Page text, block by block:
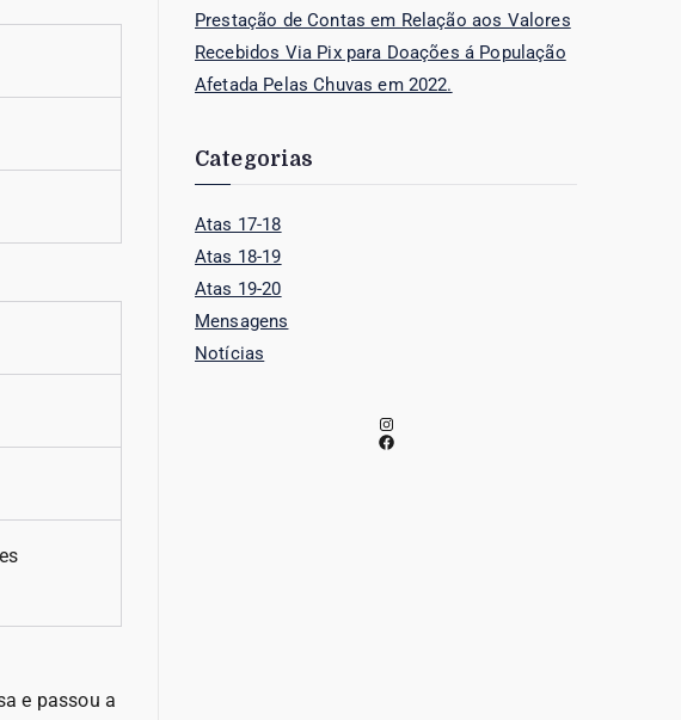
e passou a
Prestação de Contas em Relação aos Valores
Recebidos Via Pix para Doações á População
Afetada Pelas Chuvas em 2022.
Categorias
Atas 17-18
Atas 18-19
Atas 19-20
Mensagens
Notícias